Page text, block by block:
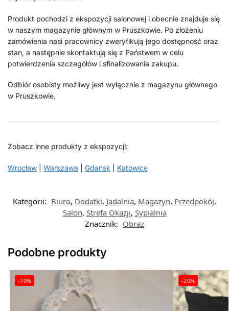
Produkt pochodzi z ekspozycji salonowej i obecnie znajduje się
w naszym magazynie głównym w Pruszkowie. Po złożeniu
zamówienia nasi pracownicy zweryfikują jego dostępność oraz
stan, a następnie skontaktują się z Państwem w celu
potwierdzenia szczegółów i sfinalizowania zakupu.
Odbiór osobisty możliwy jest wyłącznie z magazynu głównego
w Pruszkowie.
Zobacz inne produkty z ekspozycji:
Wrocław Warszawa Gdańsk Katowice
Kategorii: Biuro, Dodatki, Jadalnia, Magazyn, Przedpokój,
Salon, Strefa Okazji, Sypialnia
Znacznik: Obraz
Podobne produkty
-70% -20%